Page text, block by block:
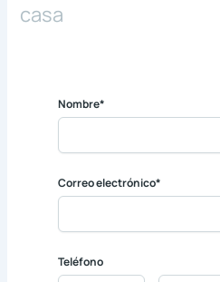
casa
Nombre*
Correo electrónico*
Teléfono